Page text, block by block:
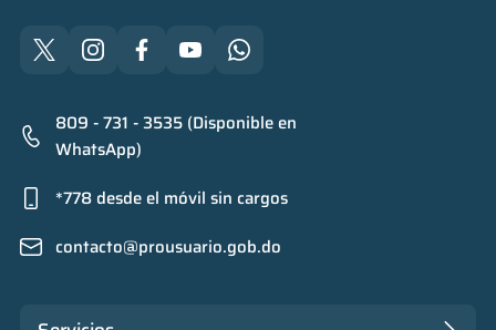
809 - 731 - 3535 (Disponible en
WhatsApp)
*778 desde el móvil sin cargos
contacto@prousuario.gob.do